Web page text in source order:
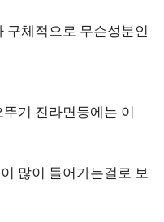
구체적으로 무슨성분인
기 진라면등에는 이
많이 들어가는걸로 보